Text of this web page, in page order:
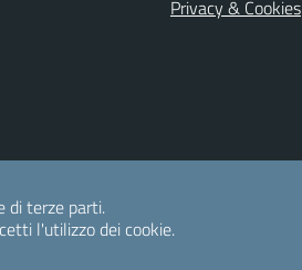
Privacy & Cookies
di terze parti.
l'utilizzo dei cookie.